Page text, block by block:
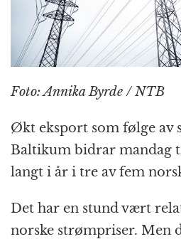
Foto: Annika Byrde / NTB
Økt eksport som følge av
Baltikum bidrar mandag
langt i år i tre av fem
Det har en stund vært
norske strømpriser. Men